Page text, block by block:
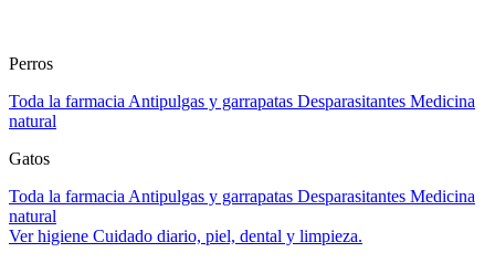
Perros
Toda la farmacia Antipulgas y garrapatas Desparasitantes Medicina
natural
Gatos
Toda la farmacia Antipulgas y garrapatas Desparasitantes Medicina
natural
Ver higiene Cuidado diario, piel, dental y limpieza.